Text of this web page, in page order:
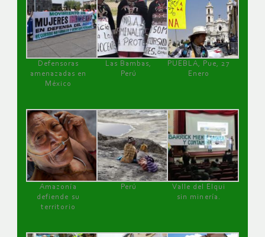
Defensoras
amenazadas en
México
Las Bambas,
Perú
PUEBLA, Pue, 27
Enero
Amazonía
defiende su
territorio
Perú
Valle del Elqui
sin minería.